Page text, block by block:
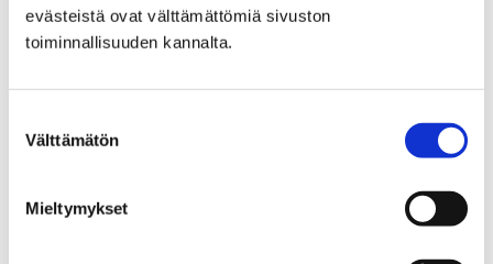
evästeistä ovat välttämättömiä sivuston
toiminnallisuuden kannalta.
valinta
Välttämätön
Mieltymykset
Luvat ja valvonta
Ympäristöluvat ja valvonta
Ympäristöluvat ja